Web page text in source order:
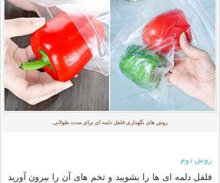
روش های نگهداری فلفل دلمه ای برای مدت طولانی
روش دوم
فلفل دلمه ای ها را بشویید و تخم های آن را بیرون آورید